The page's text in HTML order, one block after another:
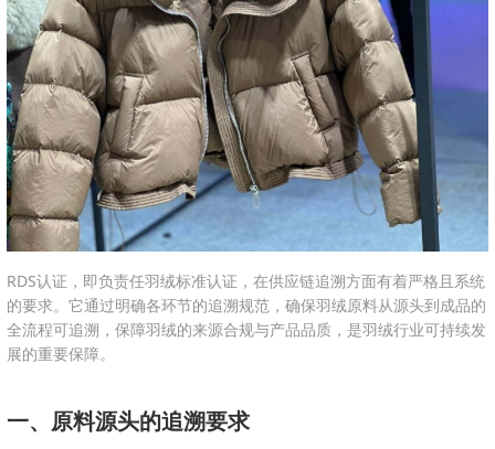
RDS认证，即负责任羽绒标准认证，在供应链追溯方面有着严格且系统
的要求。它通过明确各环节的追溯规范，确保羽绒原料从源头到成品的
全流程可追溯，保障羽绒的来源合规与产品品质，是羽绒行业可持续发
展的重要保障。
一、原料源头的追溯要求